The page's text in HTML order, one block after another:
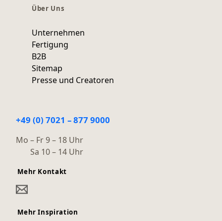
Über Uns
Unternehmen
Fertigung
B2B
Sitemap
Presse und Creatoren
+49 (0) 7021 – 877 9000
Mo – Fr 9 – 18 Uhr
Sa 10 – 14 Uhr
Mehr Kontakt
Mehr Inspiration